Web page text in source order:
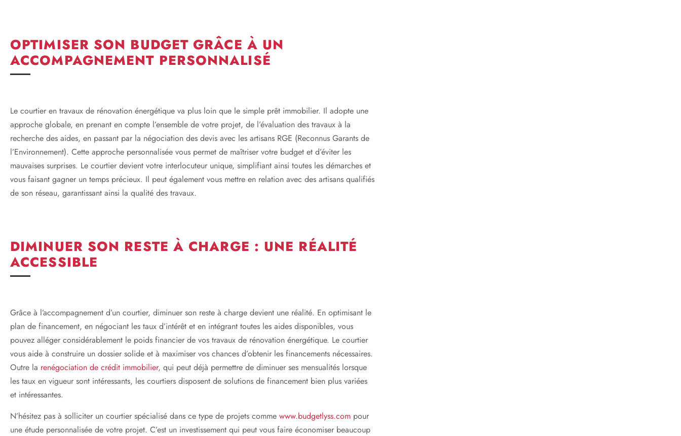
OPTIMISER SON BUDGET GRÂCE À UN
ACCOMPAGNEMENT PERSONNALISÉ
Le courtier en travaux de rénovation énergétique va plus loin que le simple prêt immobilier. Il adopte une
approche globale, en prenant en compte l’ensemble de votre projet, de l’évaluation des travaux à la
recherche des aides, en passant par la négociation des devis avec les artisans RGE (Reconnus Garants de
l’Environnement). Cette approche personnalisée vous permet de maîtriser votre budget et d’éviter les
mauvaises surprises. Le courtier devient votre interlocuteur unique, simplifiant ainsi toutes les démarches et
vous faisant gagner un temps précieux. Il peut également vous mettre en relation avec des artisans qualifiés
de son réseau, garantissant ainsi la qualité des travaux.
DIMINUER SON RESTE À CHARGE : UNE RÉALITÉ
ACCESSIBLE
Grâce à l’accompagnement d’un courtier, diminuer son reste à charge devient une réalité. En optimisant le
plan de financement, en négociant les taux d’intérêt et en intégrant toutes les aides disponibles, vous
pouvez alléger considérablement le poids financier de vos travaux de rénovation énergétique. Le courtier
vous aide à construire un dossier solide et à maximiser vos chances d’obtenir les financements nécessaires.
Outre la renégociation de crédit immobilier, qui peut déjà permettre de diminuer ses mensualités lorsque
les taux en vigueur sont intéressants, les courtiers disposent de solutions de financement bien plus variées
et intéressantes.
N’hésitez pas à solliciter un courtier spécialisé dans ce type de projets comme www.budgetlyss.com pour
une étude personnalisée de votre projet. C’est un investissement qui peut vous faire économiser beaucoup